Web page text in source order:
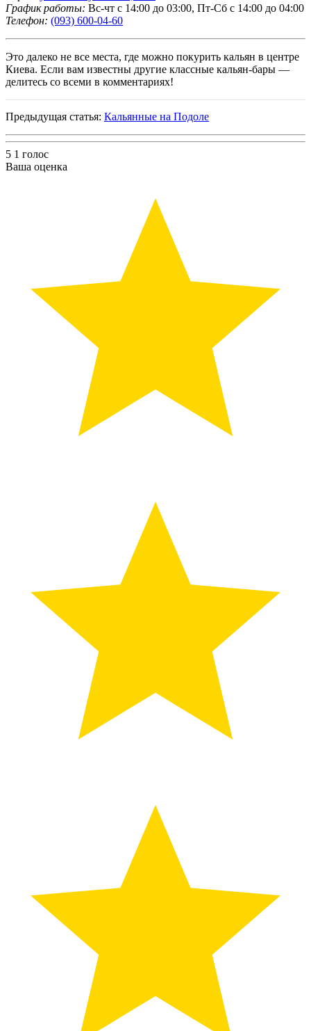
График работы: Вс-чт с 14:00 до 03:00, Пт-Сб с 14:00 до 04:00
Телефон: (093) 600-04-60
Это далеко не все места, где можно покурить кальян в центре
Киева. Если вам известны другие классные кальян-бары —
делитесь со всеми в комментариях!
Предыдущая статья: Кальянные на Подоле
5 1 голос
Ваша оценка